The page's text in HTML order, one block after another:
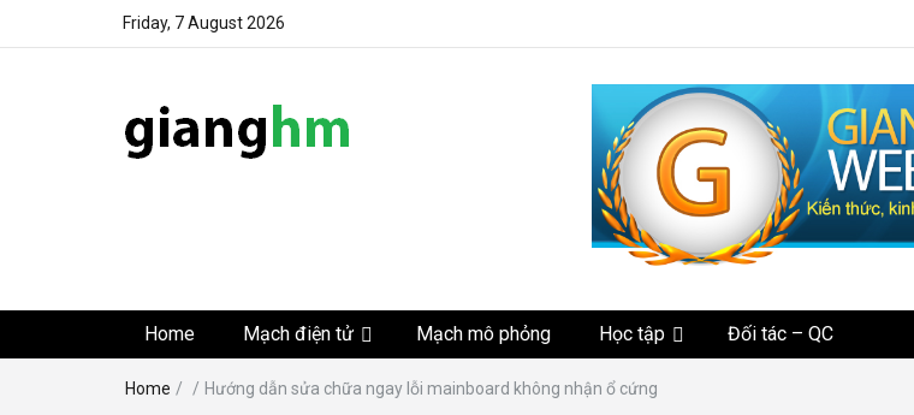
Friday, 7 August 2026
Home Mạch điện tử Mạch mô phỏng Học tập Đối tác – QC
Home / / Hướng dẫn sửa chữa ngay lỗi mainboard không nhận ổ cứng